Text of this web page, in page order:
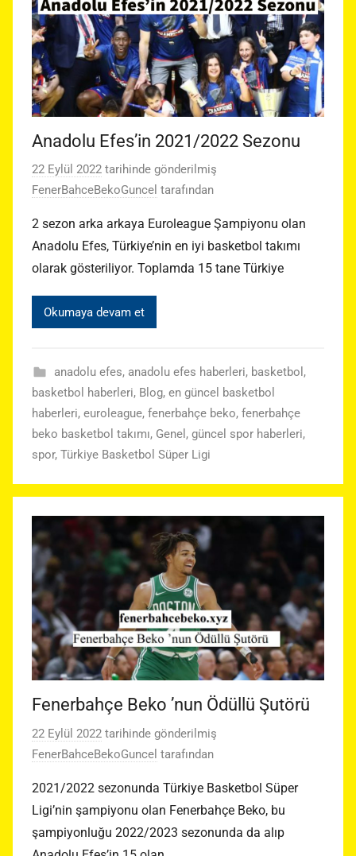
Anadolu Efes’in 2021/2022 Sezonu
22 Eylül 2022 tarihinde gönderilmiş
FenerBahceBekoGuncel tarafından
2 sezon arka arkaya Euroleague Şampiyonu olan
Anadolu Efes, Türkiye’nin en iyi basketbol takımı
olarak gösteriliyor. Toplamda 15 tane Türkiye
Okumaya devam et
anadolu efes, anadolu efes haberleri, basketbol ,
basketbol haberleri, Blog, en güncel basketbol
haberleri, euroleague, fenerbahçe beko, fenerbahçe
beko basketbol takımı, Genel , güncel spor haberleri,
spor, Türkiye Basketbol Süper Ligi
Fenerbahçe Beko ’nun Ödüllü Şutörü
22 Eylül 2022 tarihinde gönderilmiş
FenerBahceBekoGuncel tarafından
2021/2022 sezonunda Türkiye Basketbol Süper
Ligi’nin şampiyonu olan Fenerbahçe Beko, bu
şampiyonluğu 2022/2023 sezonunda da alıp